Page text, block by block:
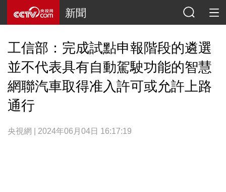
新聞
工信部：完成試點申報階段的遴選
並不代表具有自動駕駛功能的智慧
網聯汽車取得准入許可或允許上路
通行
央視網 | 2024年06月04日 16:17:19